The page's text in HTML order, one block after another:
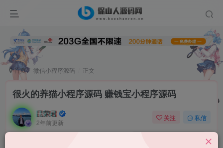
首页 微信小程序源码 正文
很火的养猫小程序源码 赚钱宝小程序源码
昆荣君
2年前更新
关注 私信